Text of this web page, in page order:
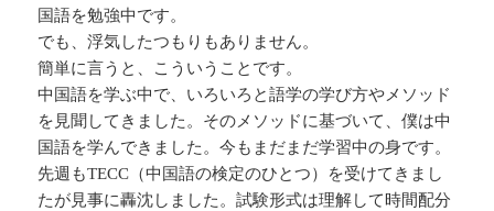
国語を勉強中です。
でも、浮気したつもりもありません。
簡単に言うと、こういうことです。
中国語を学ぶ中で、いろいろと語学の学び方やメソッド
を見聞してきました。そのメソッドに基づいて、僕は中
国語を学んできました。今もまだまだ学習中の身です。
先週もTECC（中国語の検定のひとつ）を受けてきまし
たが見事に轟沈しました。試験形式は理解して時間配分